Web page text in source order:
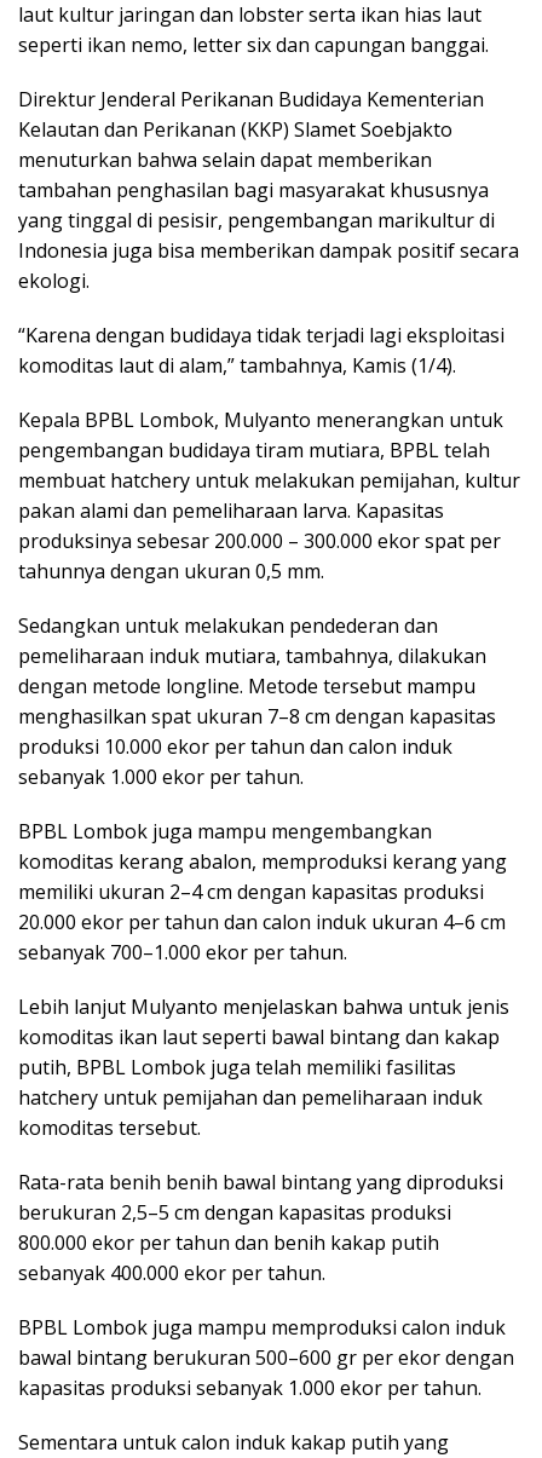
laut kultur jaringan dan lobster serta ikan hias laut
seperti ikan nemo, letter six dan capungan banggai.
Direktur Jenderal Perikanan Budidaya Kementerian
Kelautan dan Perikanan (KKP) Slamet Soebjakto
menuturkan bahwa selain dapat memberikan
tambahan penghasilan bagi masyarakat khususnya
yang tinggal di pesisir, pengembangan marikultur di
Indonesia juga bisa memberikan dampak positif secara
ekologi.
“Karena dengan budidaya tidak terjadi lagi eksploitasi
komoditas laut di alam,” tambahnya, Kamis (1/4).
Kepala BPBL Lombok, Mulyanto menerangkan untuk
pengembangan budidaya tiram mutiara, BPBL telah
membuat hatchery untuk melakukan pemijahan, kultur
pakan alami dan pemeliharaan larva. Kapasitas
produksinya sebesar 200.000 – 300.000 ekor spat per
tahunnya dengan ukuran 0,5 mm.
Sedangkan untuk melakukan pendederan dan
pemeliharaan induk mutiara, tambahnya, dilakukan
dengan metode longline. Metode tersebut mampu
menghasilkan spat ukuran 7–8 cm dengan kapasitas
produksi 10.000 ekor per tahun dan calon induk
sebanyak 1.000 ekor per tahun.
BPBL Lombok juga mampu mengembangkan
komoditas kerang abalon, memproduksi kerang yang
memiliki ukuran 2–4 cm dengan kapasitas produksi
20.000 ekor per tahun dan calon induk ukuran 4–6 cm
sebanyak 700–1.000 ekor per tahun.
Lebih lanjut Mulyanto menjelaskan bahwa untuk jenis
komoditas ikan laut seperti bawal bintang dan kakap
putih, BPBL Lombok juga telah memiliki fasilitas
hatchery untuk pemijahan dan pemeliharaan induk
komoditas tersebut.
Rata-rata benih benih bawal bintang yang diproduksi
berukuran 2,5–5 cm dengan kapasitas produksi
800.000 ekor per tahun dan benih kakap putih
sebanyak 400.000 ekor per tahun.
BPBL Lombok juga mampu memproduksi calon induk
bawal bintang berukuran 500–600 gr per ekor dengan
kapasitas produksi sebanyak 1.000 ekor per tahun.
Sementara untuk calon induk kakap putih yang